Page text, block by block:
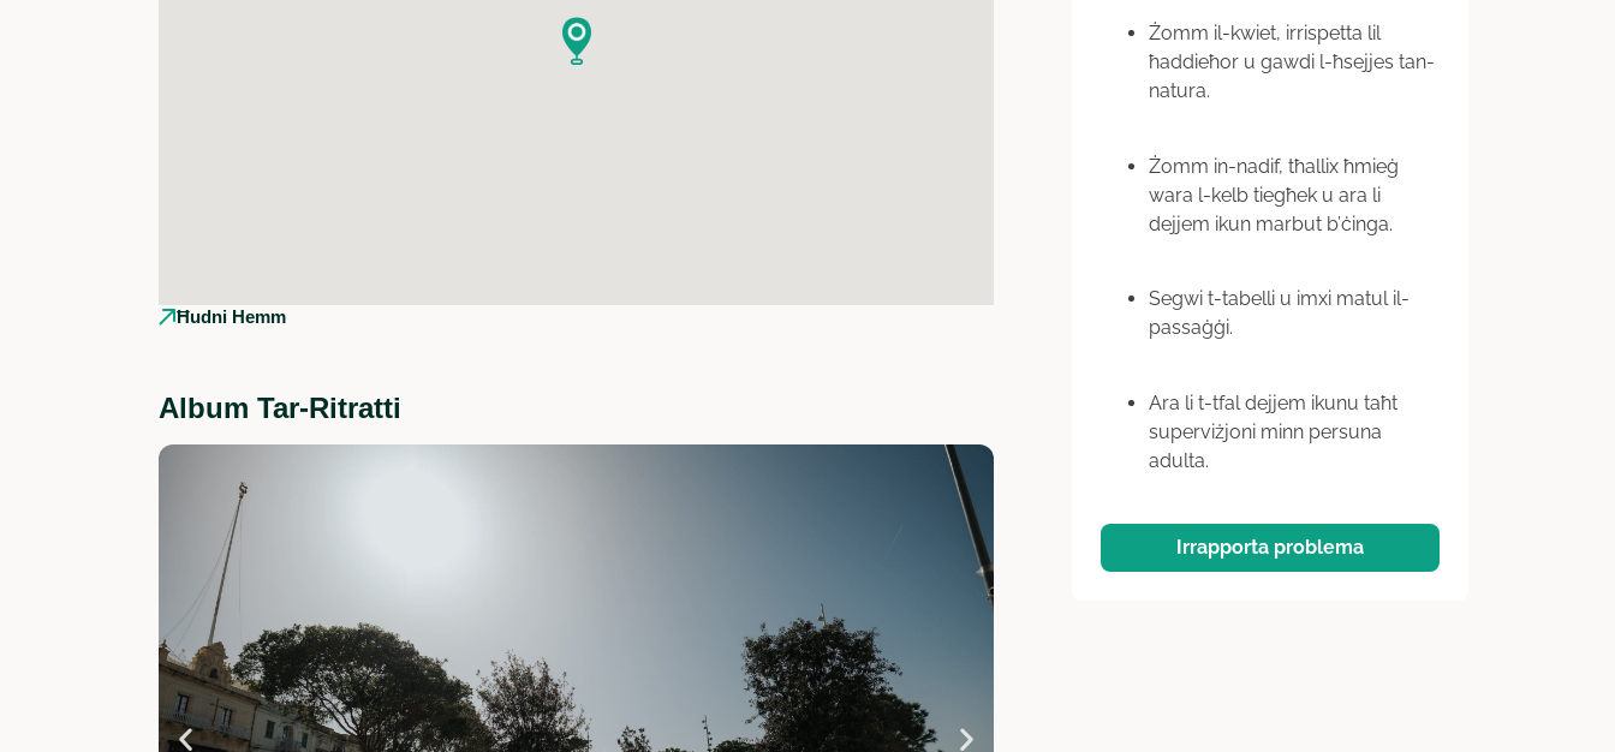
Ħudni Hemm
Album Tar-Ritratti
Żomm il-kwiet, irrispetta lil
ħaddieħor u gawdi l-ħsejjes tan-
natura.
Żomm in-nadif, tħallix ħmieġ
wara l-kelb tiegħek u ara li
dejjem ikun marbut b’ċinga.
Segwi t-tabelli u imxi matul il-
passaġġi.
Ara li t-tfal dejjem ikunu taħt
superviżjoni minn persuna
adulta.
Irrapporta problema